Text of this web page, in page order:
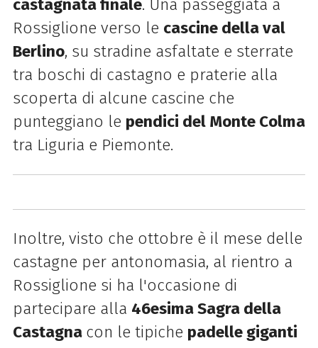
castagnata finale. Una passeggiata a
Rossiglione verso le cascine della val
Berlino, su stradine asfaltate e sterrate
tra boschi di castagno e praterie alla
scoperta di alcune cascine che
punteggiano le pendici del Monte Colma
tra Liguria e Piemonte.
Inoltre, visto che ottobre è il mese delle
castagne per antonomasia, al rientro a
Rossiglione si ha l'occasione di
partecipare alla 46esima Sagra della
Castagna con le tipiche padelle giganti